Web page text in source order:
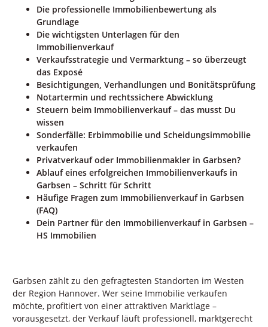
Die professionelle Immobilienbewertung als
Grundlage
Die wichtigsten Unterlagen für den
Immobilienverkauf
Verkaufsstrategie und Vermarktung – so überzeugt
das Exposé
Besichtigungen, Verhandlungen und Bonitätsprüfung
Notartermin und rechtssichere Abwicklung
Steuern beim Immobilienverkauf – das musst Du
wissen
Sonderfälle: Erbimmobilie und Scheidungsimmobilie
verkaufen
Privatverkauf oder Immobilienmakler in Garbsen?
Ablauf eines erfolgreichen Immobilienverkaufs in
Garbsen – Schritt für Schritt
Häufige Fragen zum Immobilienverkauf in Garbsen
(FAQ)
Dein Partner für den Immobilienverkauf in Garbsen –
HS Immobilien
Garbsen zählt zu den gefragtesten Standorten im Westen
der Region Hannover. Wer seine Immobilie verkaufen
möchte, profitiert von einer attraktiven Marktlage –
vorausgesetzt, der Verkauf läuft professionell, marktgerecht